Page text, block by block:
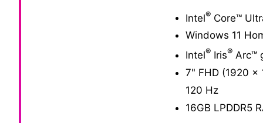
Intel®Core™
Windows 11
Intel®Iris®Arc™
7" FHD (1920 x
120 Hz
16GB LPDDR5